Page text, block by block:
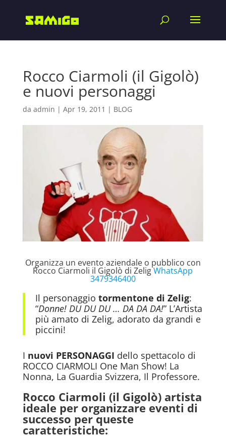
Rocco Ciarmoli (il Gigolò)
e nuovi personaggi
da admin | Apr 19, 2011 | BLOG
Organizza un evento aziendale o pubblico con
Rocco Ciarmoli il Gigolò di ZeligWhatsApp
3479346400
Il personaggio tormentone di Zelig:
“Donne! DU DU DU … DA DA DA!” L’Artista
più amato di Zelig, adorato da grandi e
piccini!
I nuovi PERSONAGGI dello spettacolo di
ROCCO CIARMOLI One Man Show! La
Nonna, La Guardia Svizzera, Il Professore.
Rocco Ciarmoli (il Gigolò) artista
ideale per organizzare eventi di
successo per queste
caratteristiche: